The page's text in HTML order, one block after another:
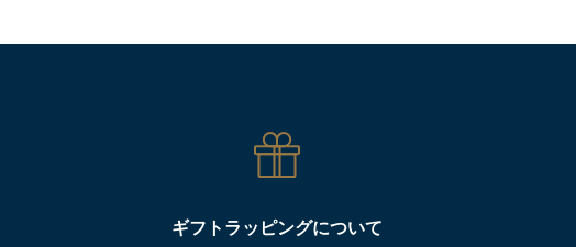
ギフトラッピングについて